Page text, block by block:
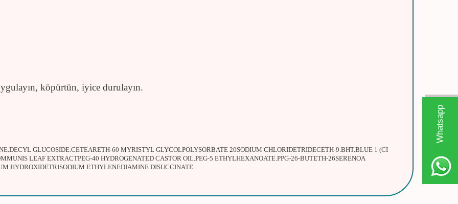
W
h
t
s
a
p
p
D
e
s
e
H
a
t
t
köpürtün, iyice durulayın.
GLUCOSIDE.CETEARETH-60 MYRISTYL GLYCOLPOLYSORBATE 20SODIUM CHLORIDETRIDECETH-9.BHT.BLUE 1 (CI
LEAF EXTRACTPEG-40 HYDROGENATED CASTOR OIL.PEG-5 ETHYLHEXANOATE.PPG-26-BUTETH-26SERENOA
HYDROXIDETRISODIUM ETHYLENEDIAMINE DISUCCINATE